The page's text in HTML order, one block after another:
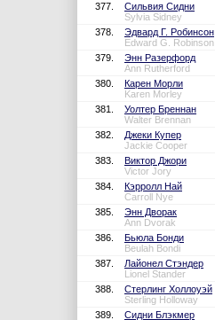
377.
Сильвия Сидни
Sylvia Sidney
378.
Эдвард Г. Робинсон
Edward G. Robinson
379.
Энн Разерфорд
Ann Rutherford
380.
Карен Морли
Karen Morley
381.
Уолтер Бреннан
Walter Brennan
382.
Джеки Купер
Jackie Cooper
383.
Виктор Джори
Victor Jory
384.
Кэрролл Най
Carroll Nye
385.
Энн Дворак
Ann Dvorak
386.
Бьюла Бонди
Beulah Bondi
387.
Лайонел Стэндер
Lionel Stander
388.
Стерлинг Холлоуэй
Sterling Holloway
389.
Сидни Блэкмер